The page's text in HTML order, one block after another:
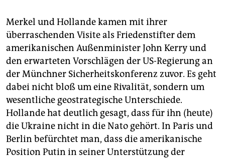
Merkel und Hollande kamen mit ihrer
überraschenden Visite als Friedenstifter dem
amerikanischen Außenminister John Kerry und
den erwarteten Vorschlägen der US-Regierung an
der Münchner Sicherheitskonferenz zuvor. Es geht
dabei nicht bloß um eine Rivalität, sondern um
wesentliche geostrategische Unterschiede.
Hollande hat deutlich gesagt, dass für ihn (heute)
die Ukraine nicht in die Nato gehört. In Paris und
Berlin befürchtet man, dass die amerikanische
Position Putin in seiner Unterstützung der